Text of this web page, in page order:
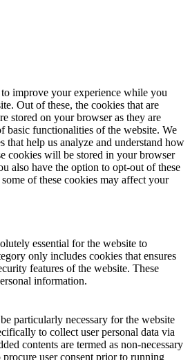
improve your experience while you
Out of these, the cookies that are
stored on your browser as they are
basic functionalities of the website. We
that help us analyze and understand how
cookies will be stored in your browser
also have the option to opt-out of these
of these cookies may affect your
essential for the website to
only includes cookies that ensures
features of the website. These
information.
particularly necessary for the website
to collect user personal data via
contents are termed as non-necessary
user consent prior to running